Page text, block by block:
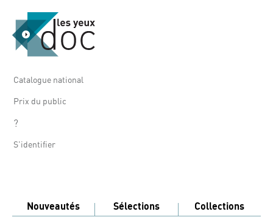
Catalogue national
Prix du public
?
S'identifier
Nouveautés Sélections
Collections